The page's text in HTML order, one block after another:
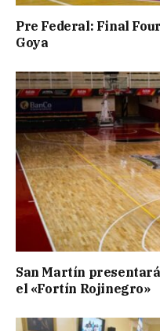
Pre Federal: Final
Goya
San Martín
el «Fortín Rojinegro»